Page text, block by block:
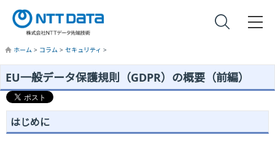
ホーム > コラム > セキュリティ >
EU一般データ保護規則（GDPR）の概要（前編）
はじめに